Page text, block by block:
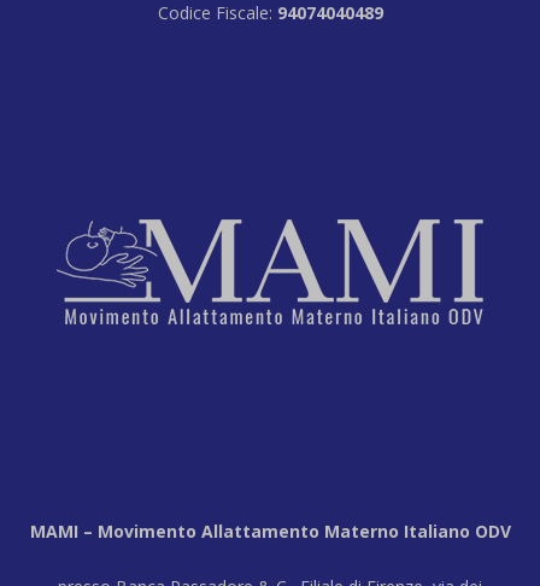
Codice Fiscale: 94074040489
MAMI – Movimento Allattamento Materno Italiano ODV